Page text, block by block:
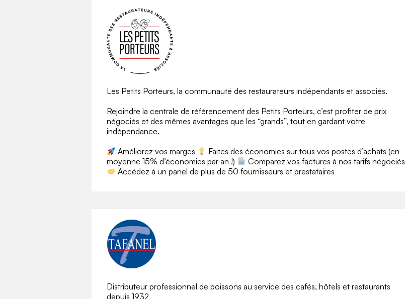
Les Petits Porteurs, la communauté des restaurateurs indépendants et associés.
Rejoindre la centrale de référencement des Petits Porteurs, c’est profiter de prix
négociés et des mêmes avantages que les “grands”, tout en gardant votre
indépendance.
Améliorez vos marges
Faites des économies sur tous vos postes d’achats (en
moyenne 15% d’économies par an !)
Comparez vos factures à nos tarifs négociés
Accédez à un panel de plus de 50 fournisseurs et prestataires
Distributeur professionnel de boissons au service des cafés, hôtels et restaurants
depuis 1932